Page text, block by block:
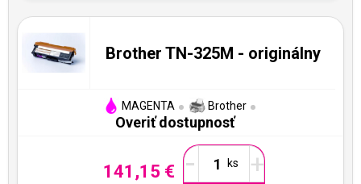
Brother TN-325M - originálny
MAGENTA Brother
Overiť dostupnosť
141,15 € - +